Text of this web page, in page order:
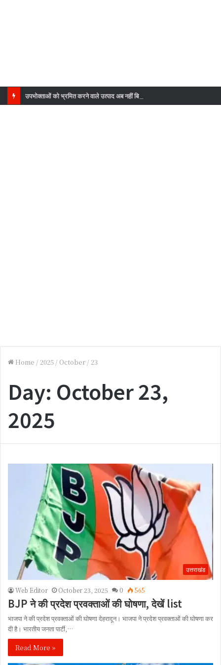
Home /2025 / October /23
Day: October 23,
2025
उत्तराखंड
Web Editor October 23, 2025 0 565
BJP ने की प्रदेश प्रवक्ताओं की घोषणा, देखें list
भाजपा ने की प्रदेश प्रवक्ताओं की घोषणा देहरादून। भाजपा ने प्रदेश प्रवक्ताओं की घोषणा कर
दी है। भारतीय जनता पार्टी,…
Read More »